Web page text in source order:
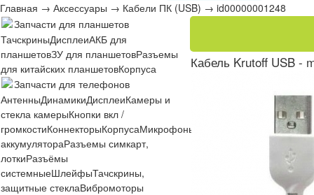
Главная → Аксессуары → Кабели ПК (USB) → id00000001248
Запчасти для планшетов
ТачскриныДисплеиАКБ для
планшетовЗУ для планшетовРазъемы
для китайских планшетовКорпуса
Запчасти для телефонов
АнтенныДинамикиДисплеиКамеры и
стекла камерыКнопки вкл /
громкостиКоннекторыКорпусаМикрофоны Платы
аккумулятораРазъемы симкарт,
лоткиРазъёмы
системныеШлейфыТачскрины,
защитные стеклаВибромоторы
Кабель Krutoff USB -